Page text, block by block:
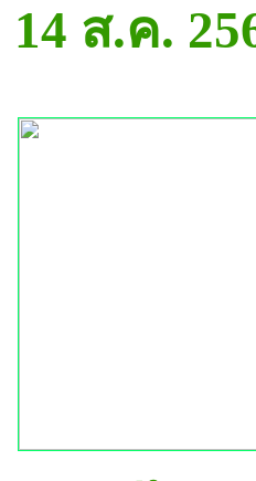
14 ส.ค.